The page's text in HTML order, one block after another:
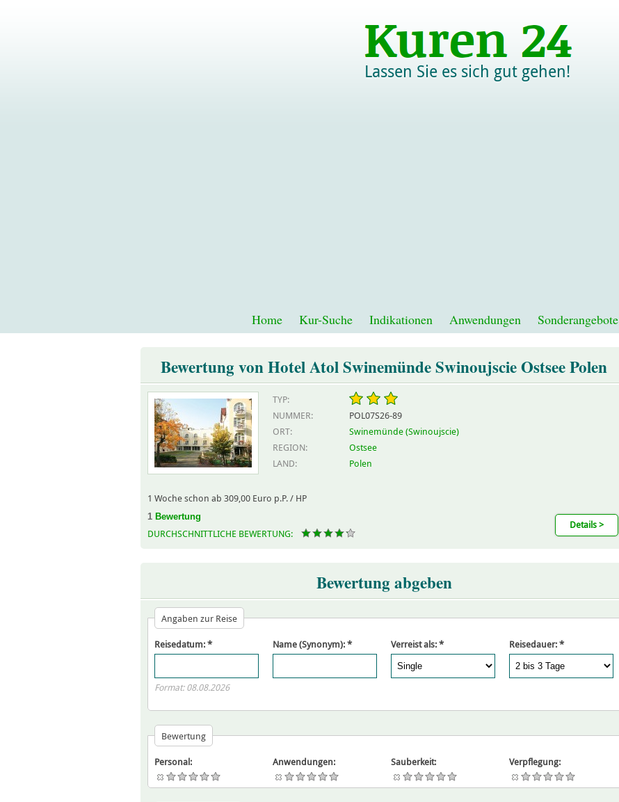
Lassen Sie es sich gut gehen!
Home Kur-Suche Indikationen Anwendungen Sonderangebote
Bewertung von Hotel Atol Swinemünde Swinoujscie Ostsee Polen
TYP:
NUMMER:
POL07S26-89
ORT:
Swinemünde (Swinoujscie)
REGION:
Ostsee
LAND:
Polen
1 Woche schon ab 309,00 Euro p.P. / HP
1 Bewertung
DURCHSCHNITTLICHE BEWERTUNG:
Details >
Bewertung abgeben
Angaben zur Reise
Reisedatum:*
Format: 08.08.2026
Name (Synonym):* Verreist als:* Reisedauer:*
Bewertung
Personal: Anwendungen: Sauberkeit: Verpflegung: